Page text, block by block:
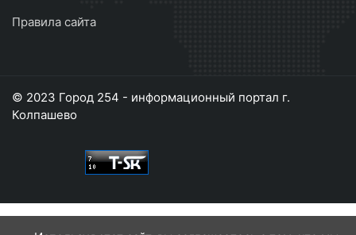
Правила сайта
© 2023 Город 254 - информационный портал г.
Колпашево